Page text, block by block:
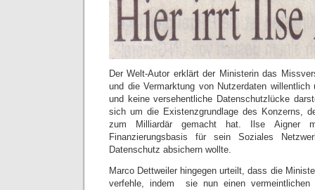
Der Welt-Autor erklärt der Ministerin das
und die Vermarktung von Nutzerdaten willentlich
und keine versehentliche Datenschutzlücke
sich um die Existenzgrundlage des Konzerns,
zum Milliardär gemacht hat. Ilse Aigner
Finanzierungsbasis für sein Soziales
Datenschutz absichern wollte.
Marco Dettweiler hingegen urteilt, dass die
verfehle, indem sie nun einen vermeintlichen